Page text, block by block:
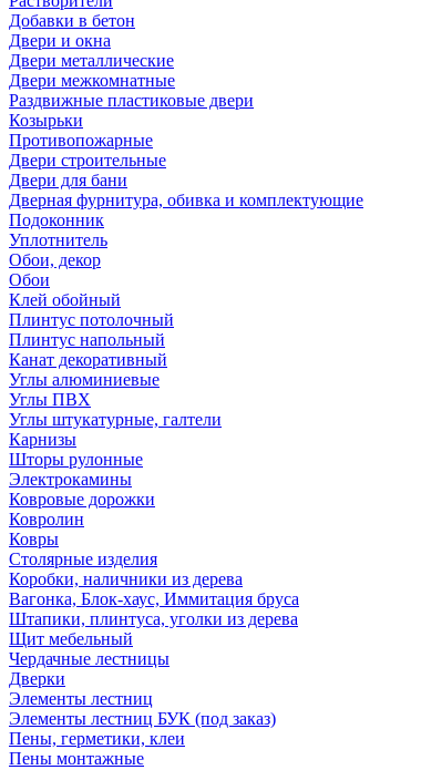
Добавки в бетон
Двери и окна
Двери металлические
Двери межкомнатные
Раздвижные пластиковые двери
Козырьки
Противопожарные
Двери строительные
Двери для бани
Дверная фурнитура, обивка и комплектующие
Подоконник
Уплотнитель
Обои, декор
Обои
Клей обойный
Плинтус потолочный
Плинтус напольный
Канат декоративный
Углы алюминиевые
Углы ПВХ
Углы штукатурные, галтели
Карнизы
Шторы рулонные
Электрокамины
Ковровые дорожки
Ковролин
Ковры
Столярные изделия
Коробки, наличники из дерева
Вагонка, Блок-хаус, Иммитация бруса
Штапики, плинтуса, уголки из дерева
Щит мебельный
Чердачные лестницы
Дверки
Элементы лестниц
Элементы лестниц БУК (под заказ)
Пены, герметики, клеи
Пены монтажные